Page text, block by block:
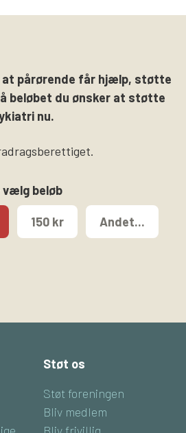
pårørende får hjælp, støtte
beløbet du ønsker at støtte
nu.
vælg beløb
150 kr Andet...
Støt os
Støt foreningen
Bliv medlem
Bliv frivillig